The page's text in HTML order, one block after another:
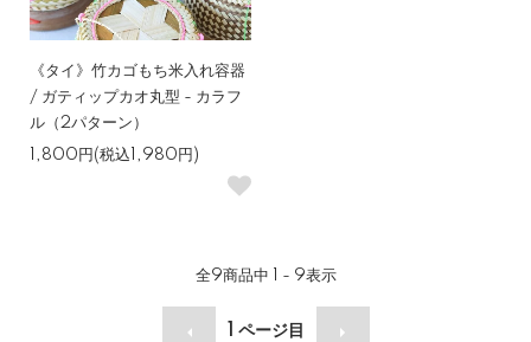
《タイ》竹カゴもち米入れ容器
/ ガティップカオ丸型 - カラフ
ル（2パターン）
1,800円(税込1,980円)
全9商品中 1 - 9表示
ページ目